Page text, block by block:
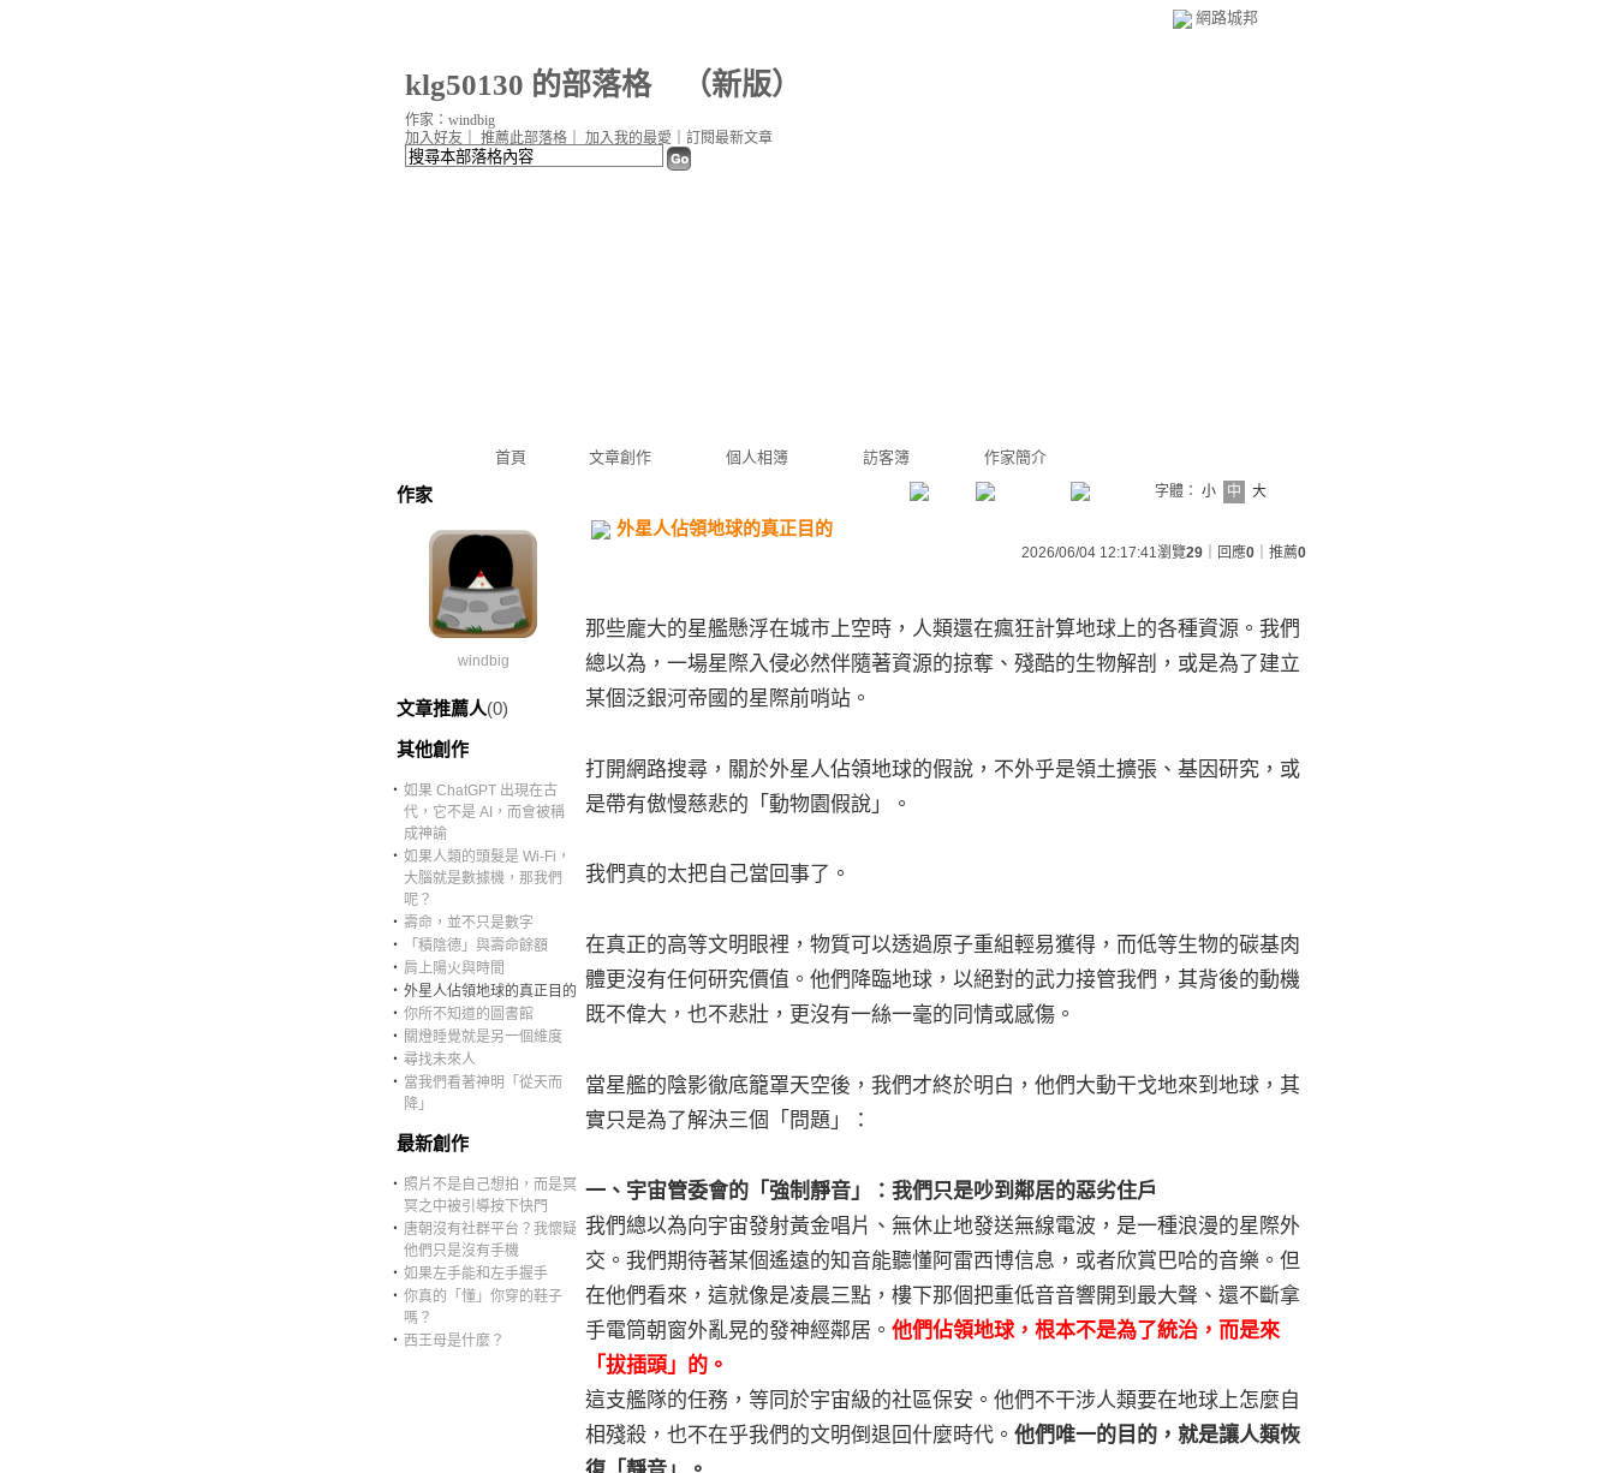
網路城邦
klg50130 的部落格（新版）
首頁 文章創作 個人相簿 訪客簿 作家簡介
加入好友 推薦此部落格 加入我的最愛 訂閱最新文章
作家：windbig
作家
windbig
文章推薦人(0)
其他創作
‧ 如果 ChatGPT 出現在古
代，它不是 AI，而會被稱
成神諭
‧ 如果人類的頭髮是 Wi-Fi，
大腦就是數據機，那我們
呢？
‧ 壽命，並不只是數字
‧
「積陰德」與壽命餘額
‧ 肩上陽火與時間
‧ 外星人佔領地球的真正目的
‧ 你所不知道的圖書館
‧ 關燈睡覺就是另一個維度
‧ 尋找未來人
‧ 當我們看著神明「從天而
降」
最新創作
‧ 照片不是自己想拍，而是冥
冥之中被引導按下快門
‧ 唐朝沒有社群平台？我懷疑
他們只是沒有手機
‧ 如果左手能和左手握手
‧ 你真的「懂」你穿的鞋子
嗎？
‧ 西王母是什麼？
字體： 小 中 大
外星人佔領地球的真正目的
2026/06/04 12:17:41瀏覽29 ｜回應0 ｜推薦0
那些龐大的星艦懸浮在城市上空時，人類還在瘋狂計算地球上的各種資源。我們
總以為，一場星際入侵必然伴隨著資源的掠奪、殘酷的生物解剖，或是為了建立
某個泛銀河帝國的星際前哨站。
打開網路搜尋，關於外星人佔領地球的假說，不外乎是領土擴張、基因研究，或
是帶有傲慢慈悲的「動物園假說」。
我們真的太把自己當回事了。
在真正的高等文明眼裡，物質可以透過原子重組輕易獲得，而低等生物的碳基肉
體更沒有任何研究價值。他們降臨地球，以絕對的武力接管我們，其背後的動機
既不偉大，也不悲壯，更沒有一絲一毫的同情或感傷。
當星艦的陰影徹底籠罩天空後，我們才終於明白，他們大動干戈地來到地球，其
實只是為了解決三個「問題」：
一、宇宙管委會的「強制靜音」：我們只是吵到鄰居的惡劣住戶
我們總以為向宇宙發射黃金唱片、無休止地發送無線電波，是一種浪漫的星際外
交。我們期待著某個遙遠的知音能聽懂阿雷西博信息，或者欣賞巴哈的音樂。但
在他們看來，這就像是凌晨三點，樓下那個把重低音音響開到最大聲、還不斷拿
手電筒朝窗外亂晃的發神經鄰居。 他們佔領地球，根本不是為了統治，而是來
「拔插頭」的。
這支艦隊的任務，等同於宇宙級的社區保安。他們不干涉人類要在地球上怎麼自
相殘殺，也不在乎我們的文明倒退回什麼時代。 他們唯一的目的，就是讓人類恢